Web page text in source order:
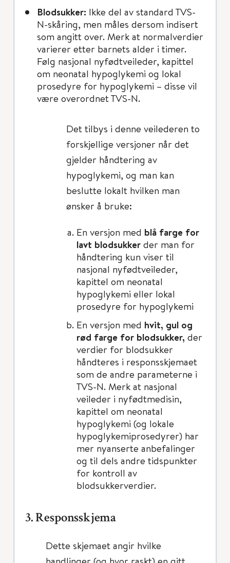
Blodsukker: Ikke del av standard TVS-
N-skåring, men måles dersom indisert
som angitt over. Merk at normalverdier
varierer etter barnets alder i timer.
Følg nasjonal nyfødtveileder, kapittel
om neonatal hypoglykemi og lokal
prosedyre for hypoglykemi – disse vil
være overordnet TVS-N.
Det tilbys i denne veilederen to
forskjellige versjoner når det
gjelder håndtering av
hypoglykemi, og man kan
beslutte lokalt hvilken man
ønsker å bruke:
En versjon med blå farge for
lavt blodsukker der man for
håndtering kun viser til
nasjonal nyfødtveileder,
kapittel om neonatal
hypoglykemi eller lokal
prosedyre for hypoglykemi
En versjon med hvit, gul og
rød farge for blodsukker, der
verdier for blodsukker
håndteres i responsskjemaet
som de andre parameterne i
TVS-N. Merk at nasjonal
veileder i nyfødtmedisin,
kapittel om neonatal
hypoglykemi (og lokale
hypoglykemiprosedyrer) har
mer nyanserte anbefalinger
og til dels andre tidspunkter
for kontroll av
blodsukkerverdier.
3. Responsskjema
Dette skjemaet angir hvilke